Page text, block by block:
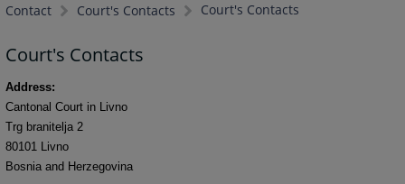
Contact Court's Contacts Court's Contacts
Court's Contacts
Address:
Cantonal Court in Livno
Trg branitelja 2
80101 Livno
Bosnia and Herzegovina